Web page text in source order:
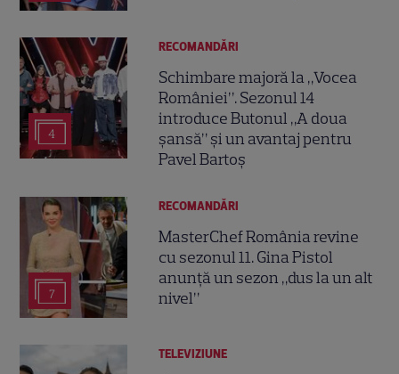
4
RECOMANDĂRI
Schimbare majoră la „Vocea
României”. Sezonul 14
introduce Butonul „A doua
șansă” și un avantaj pentru
Pavel Bartoș
7
RECOMANDĂRI
MasterChef România revine
cu sezonul 11. Gina Pistol
anunță un sezon „dus la un alt
nivel”
TELEVIZIUNE